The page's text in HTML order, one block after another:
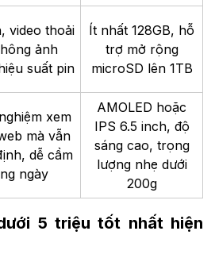
video thoải
ảnh
suất pin
Ít nhất 128GB, hỗ
trợ mở rộng
microSD lên 1TB
xem
mà vẫn
dễ cầm
ngày
AMOLED hoặc
IPS 6.5 inch, độ
sáng cao, trọng
lượng nhẹ dưới
200g
5 triệu tốt nhất hiện